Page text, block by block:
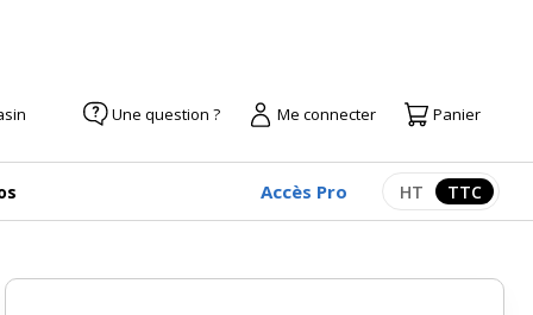
Une question ? Me connecter Panier
Accès Pro Afficher les
HT TTC